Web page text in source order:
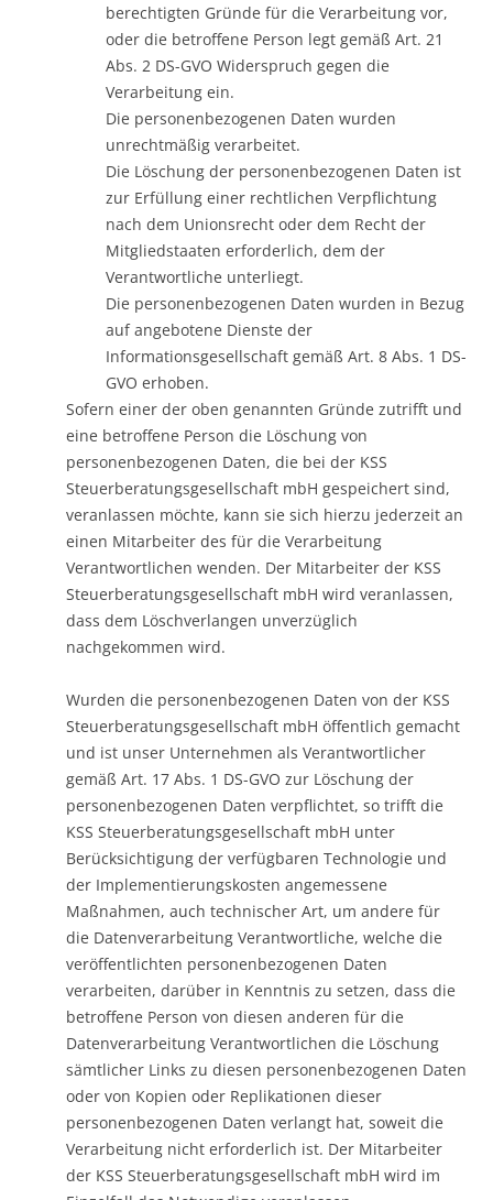
berechtigten Gründe für die Verarbeitung vor,
oder die betroffene Person legt gemäß Art. 21
Abs. 2 DS-GVO Widerspruch gegen die
Verarbeitung ein.
Die personenbezogenen Daten wurden
unrechtmäßig verarbeitet.
Die Löschung der personenbezogenen Daten ist
zur Erfüllung einer rechtlichen Verpflichtung
nach dem Unionsrecht oder dem Recht der
Mitgliedstaaten erforderlich, dem der
Verantwortliche unterliegt.
Die personenbezogenen Daten wurden in Bezug
auf angebotene Dienste der
Informationsgesellschaft gemäß Art. 8 Abs. 1 DS-
GVO erhoben.
Sofern einer der oben genannten Gründe zutrifft und
eine betroffene Person die Löschung von
personenbezogenen Daten, die bei der KSS
Steuerberatungsgesellschaft mbH gespeichert sind,
veranlassen möchte, kann sie sich hierzu jederzeit an
einen Mitarbeiter des für die Verarbeitung
Verantwortlichen wenden. Der Mitarbeiter der KSS
Steuerberatungsgesellschaft mbH wird veranlassen,
dass dem Löschverlangen unverzüglich
nachgekommen wird.
Wurden die personenbezogenen Daten von der KSS
Steuerberatungsgesellschaft mbH öffentlich gemacht
und ist unser Unternehmen als Verantwortlicher
gemäß Art. 17 Abs. 1 DS-GVO zur Löschung der
personenbezogenen Daten verpflichtet, so trifft die
KSS Steuerberatungsgesellschaft mbH unter
Berücksichtigung der verfügbaren Technologie und
der Implementierungskosten angemessene
Maßnahmen, auch technischer Art, um andere für
die Datenverarbeitung Verantwortliche, welche die
veröffentlichten personenbezogenen Daten
verarbeiten, darüber in Kenntnis zu setzen, dass die
betroffene Person von diesen anderen für die
Datenverarbeitung Verantwortlichen die Löschung
sämtlicher Links zu diesen personenbezogenen Daten
oder von Kopien oder Replikationen dieser
personenbezogenen Daten verlangt hat, soweit die
Verarbeitung nicht erforderlich ist. Der Mitarbeiter
der KSS Steuerberatungsgesellschaft mbH wird im